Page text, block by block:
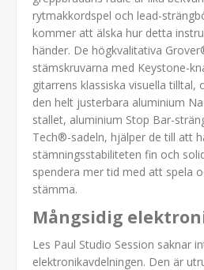
rytmakkordspel och lead-
kommer att älska hur detta
händer. De högkvalitativa
stämskruvarna med Keystone-
gitarrens klassiska visuella tilltal,
den helt justerbara aluminium
stallet, aluminium Stop Bar-
Tech®-sadeln, hjälper de till att
stämningsstabiliteten fin och
spendera mer tid med att spela
stämma.
Mångsidig
Les Paul Studio Session saknar
elektronikavdelningen. Den är